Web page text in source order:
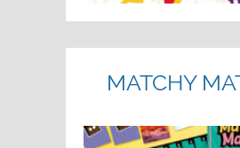
MATCHY